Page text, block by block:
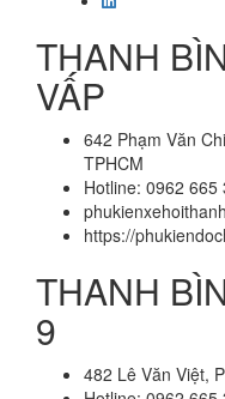
THANH
VẤP
642 Phạm Văn
TPHCM
Hotline: 0962
https://
THANH
9
482 Lê Văn Việt,